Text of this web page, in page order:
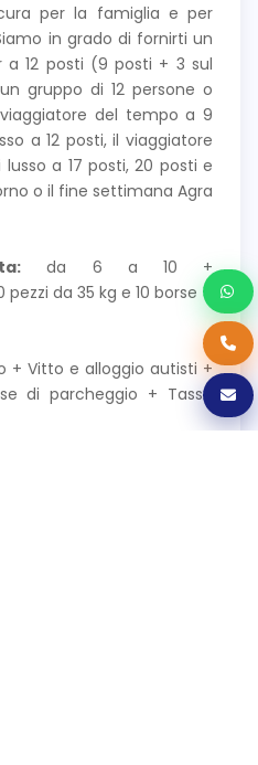
per la famiglia e per
in grado di fornirti un
a 12 posti (9 posti + 3 sul
gruppo di 12 persone o
del tempo a 9
a 12 posti, il viaggiatore
a 17 posti, 20 posti e
o il fine settimana Agra
da 6 a 10 +
da 35 kg e 10 borse
+ Vitto e alloggio autisti +
di parcheggio + Tasse